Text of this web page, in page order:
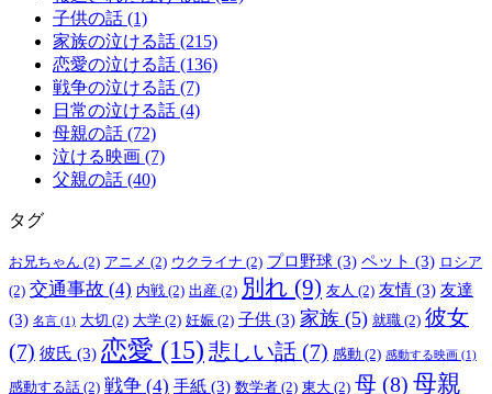
子供の話 (1)
家族の泣ける話 (215)
恋愛の泣ける話 (136)
戦争の泣ける話 (7)
日常の泣ける話 (4)
母親の話 (72)
泣ける映画 (7)
父親の話 (40)
タグ
お兄ちゃん (2) アニメ (2) ウクライナ (2) プロ野球 (3) ペット (3) ロシア
(2) 交通事故 (4) 内戦 (2) 出産 (2) 別れ (9) 友人 (2) 友情 (3) 友達
(3) 名言 (1) 大切 (2) 大学 (2) 妊娠 (2) 子供 (3) 家族 (5) 就職 (2) 彼女
(7) 彼氏 (3) 恋愛 (15) 悲しい話 (7) 感動 (2) 感動する映画 (1)
感動する話 (2) 戦争 (4) 手紙 (3) 数学者 (2) 東大 (2) 母 (8) 母親